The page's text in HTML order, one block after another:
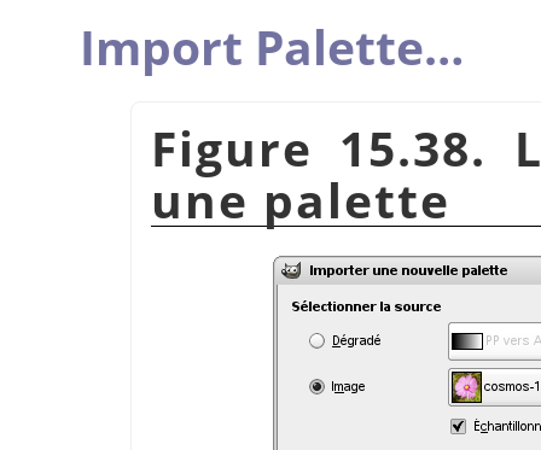
Import Palette…
Figure 15.38.
une palette